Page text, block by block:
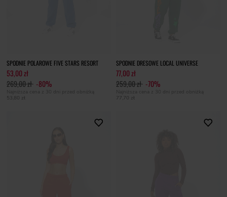
SPODNIE POLAROWE FIVE STARS RESORT
53,00 zł
269,00 zł -80%
Najniższa cena z 30 dni przed obniżką
53,80 zł
SPODNIE DRESOWE LOCAL UNIVERSE
77,00 zł
259,00 zł -70%
Najniższa cena z 30 dni przed obniżką
77,70 zł